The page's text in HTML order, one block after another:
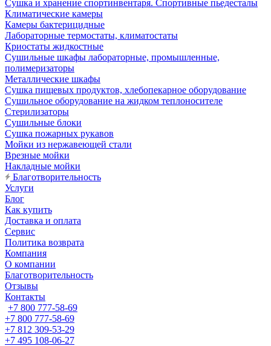
Сушка и хранение спортинвентаря. Спортивные пьедесталы
Климатические камеры
Камеры бактерицидные
Лабораторные термостаты, климатостаты
Криостаты жидкостные
Сушильные шкафы лабораторные, промышленные,
полимеризаторы
Металлические шкафы
Сушка пищевых продуктов, хлебопекарное оборудование
Сушильное оборудование на жидком теплоносителе
Стерилизаторы
Сушильные блоки
Сушка пожарных рукавов
Мойки из нержавеющей стали
Врезные мойки
Накладные мойки
Благотворительность
Услуги
Блог
Как купить
Доставка и оплата
Сервис
Политика возврата
Компания
О компании
Благотворительность
Отзывы
Контакты
+7 800 777-58-69
+7 800 777-58-69
+7 812 309-53-29
+7 495 108-06-27